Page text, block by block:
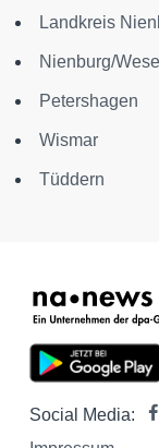
Landkreis
Nienburg/
Petershagen
Wismar
Tüddern
Social Media: